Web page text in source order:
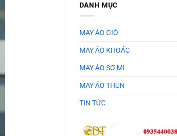
DANH MỤC
MAY ÁO GIÓ
MAY ÁO KHOÁC
MAY ÁO SƠ MI
MAY ÁO THUN
TIN TỨC